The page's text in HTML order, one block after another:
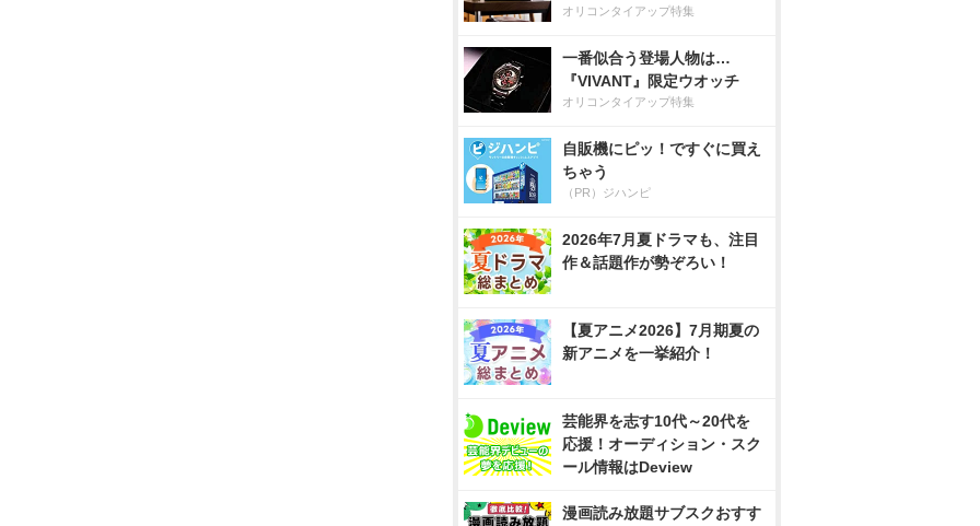
オリコンタイアップ特集
一番似合う登場人物は…
『VIVANT』限定ウオッチ
オリコンタイアップ特集
自販機にピッ！ですぐに買え
ちゃう
（PR）ジハンピ
2026年7月夏ドラマも、注目
作＆話題作が勢ぞろい！
【夏アニメ2026】7月期夏の
新アニメを一挙紹介！
芸能界を志す10代～20代を
応援！オーディション・スク
ール情報はDeview
漫画読み放題サブスクおすす